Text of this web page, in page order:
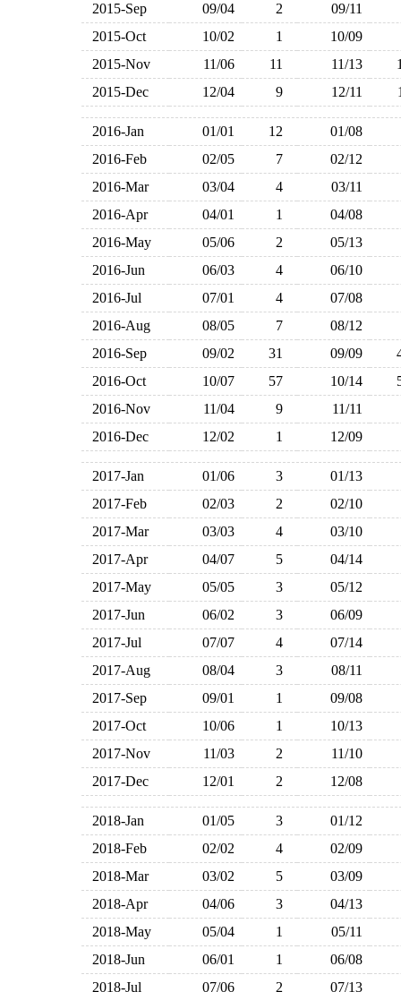
2015-Sep
09/04 2
09/11
2015-Oct
10/02 1
10/09
2015-Nov
11/06 11 11/13
2015-Dec
12/04 9 12/11
2016-Jan 01/01 12
01/08
2016-Feb
02/05 7
02/12
2016-Mar
03/04 4
03/11
2016-Apr
04/01 1
04/08
2016-May
05/06 2
05/13
2016-Jun
06/03 4
06/10
2016-Jul
07/01 4
07/08
2016-Aug
08/05 7
08/12
2016-Sep
09/02 31 09/09
2016-Oct
10/07 57 10/14
2016-Nov
11/04 9
11/11
2016-Dec
12/02 1 12/09
2017-Jan 01/06 3
01/13
2017-Feb
02/03 2
02/10
2017-Mar
03/03 4
03/10
2017-Apr
04/07 5
04/14
2017-May
05/05 3
05/12
2017-Jun
06/02 3
06/09
2017-Jul
07/07 4
07/14
2017-Aug
08/04 3
08/11
2017-Sep
09/01 1
09/08
2017-Oct
10/06 1
10/13
2017-Nov
11/03 2
11/10
2017-Dec
12/01 2 12/08
2018-Jan 01/05 3
01/12
2018-Feb
02/02 4
02/09
2018-Mar
03/02 5
03/09
2018-Apr
04/06 3
04/13
2018-May
05/04 1
05/11
2018-Jun
06/01 1
06/08
2018-Jul
07/06 2 07/13